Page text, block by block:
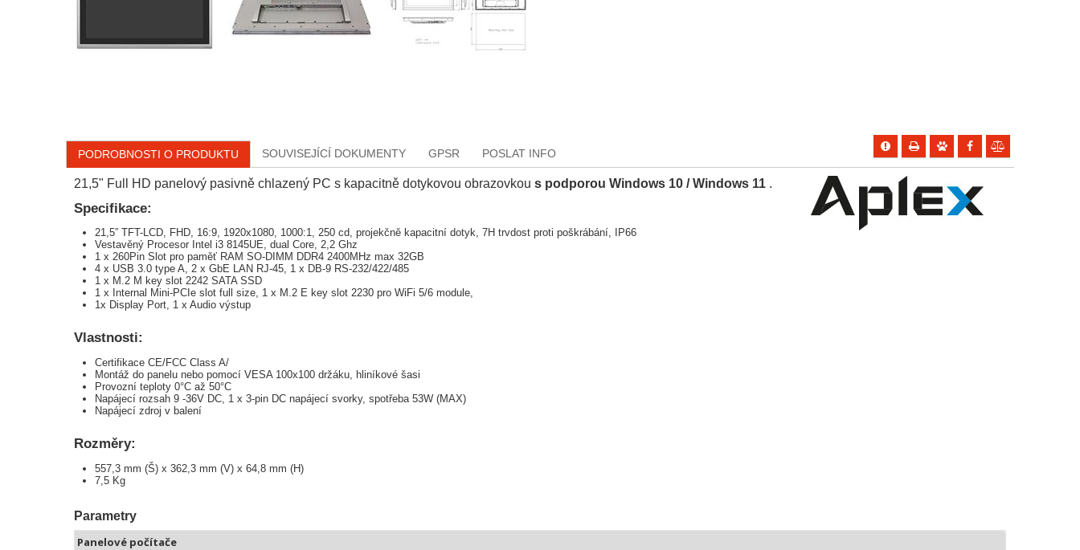
PODROBNOSTI O PRODUKTU SOUVISEJÍCÍ DOKUMENTY GPSR POSLAT INFO
21,5" Full HD panelový pasivně chlazený PC s kapacitně dotykovou obrazovkou s podporou Windows 10 / Windows 11 .
Specifikace:
21,5” TFT-LCD, FHD, 16:9, 1920x1080, 1000:1, 250 cd, projekčně kapacitní dotyk, 7H trvdost proti poškrábání, IP66
Vestavěný Procesor Intel i3 8145UE, dual Core, 2,2 Ghz
1 x 260Pin Slot pro paměť RAM SO-DIMM DDR4 2400MHz max 32GB
4 x USB 3.0 type A, 2 x GbE LAN RJ-45, 1 x DB-9 RS-232/422/485
1 x M.2 M key slot 2242 SATA SSD
1 x Internal Mini-PCIe slot full size, 1 x M.2 E key slot 2230 pro WiFi 5/6 module,
1x Display Port, 1 x Audio výstup
Vlastnosti:
Certifikace CE/FCC Class A/
Montáž do panelu nebo pomocí VESA 100x100 držáku, hliníkové šasi
Provozní teploty 0°C až 50°C
Napájecí rozsah 9 -36V DC, 1 x 3-pin DC napájecí svorky, spotřeba 53W (MAX)
Napájecí zdroj v balení
Rozměry:
557,3 mm (Š) x 362,3 mm (V) x 64,8 mm (H)
7,5 Kg
Parametry
Panelové počítače